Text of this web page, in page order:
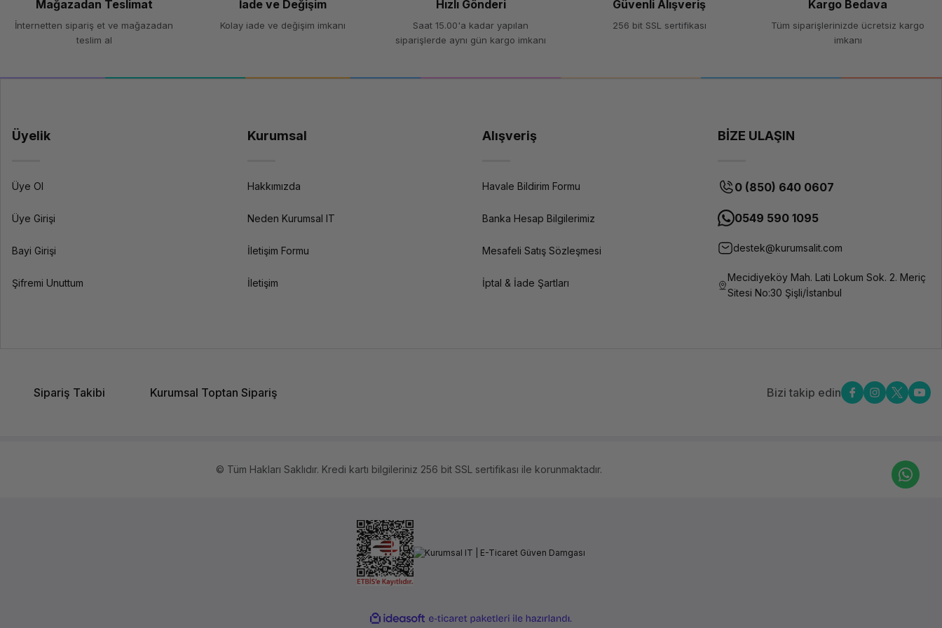
Mağazadan Teslimat
İnternetten sipariş et ve mağazadan
teslim al
İade ve Değişim
Kolay iade ve değişim imkanı
Hızlı Gönderi
Saat 15.00'a kadar yapılan
siparişlerde aynı gün kargo imkanı
Güvenli Alışveriş
256 bit SSL sertifikası
Kargo Bedava
Tüm siparişlerinizde ücretsiz kargo
imkanı
Üyelik
Üye Ol
Üye Girişi
Bayi Girişi
Şifremi Unuttum
Kurumsal
Hakkımızda
Neden Kurumsal IT
İletişim Formu
İletişim
Alışveriş
Havale Bildirim Formu
Banka Hesap Bilgilerimiz
Mesafeli Satış Sözleşmesi
İptal & İade Şartları
BİZE ULAŞIN
0 (850) 640 0607
0549 590 1095
destek@kurumsalit.com
Mecidiyeköy Mah. Lati Lokum Sok. 2. Meriç
Sitesi No:30 Şişli/İstanbul
Sipariş Takibi Kurumsal Toptan Sipariş Bizi takip edin
© Tüm Hakları Saklıdır. Kredi kartı bilgileriniz 256 bit SSL sertifikası ile korunmaktadır.
ideasoft
e-